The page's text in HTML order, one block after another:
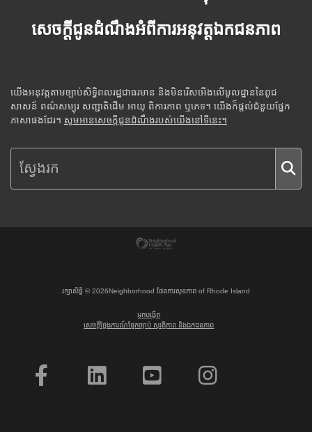
សេចក្តីជូនដំណឹងអំពីការអនុវត្តឯកជនភាព
យើងអនុវត្តតាមច្បាប់សិទ្ធិពលរដ្ឋជាធរមាន និងមិនរើសអើងលើមូលដ្ឋាននៃពូជ
សាសន៍ ពណ៌សម្បុរ សញ្ជាតិដើម អាយុ ពិការភាព ឬភេទ។ យើងក៏ផ្តល់ជំនួយផ្នែក
ភាសាផងដែរ។ សូមអានសេចក្តីជូនដំណឹងរបស់យើងនៅទីនេះ។
រក្សាសិទ្ធិ ©2026Neighborhood ផែនការសុខភាព of Rhode Island
អ្នកបង្កើត
សេចក្តីថ្លែងការណ៍ផ្នែកច្បាប់ សុវត្ថិភាព និងឯកជនភាព